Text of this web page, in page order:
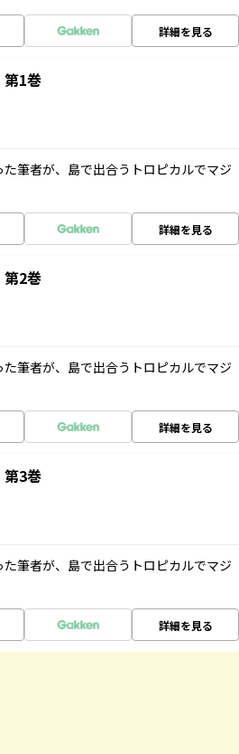
詳細を見る
1巻
筆者が、島で出合うトロピカルでマジ
詳細を見る
2巻
筆者が、島で出合うトロピカルでマジ
詳細を見る
3巻
筆者が、島で出合うトロピカルでマジ
詳細を見る